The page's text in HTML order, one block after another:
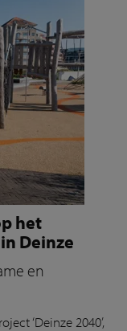
het
Deinze
en
‘Deinze 2040’,